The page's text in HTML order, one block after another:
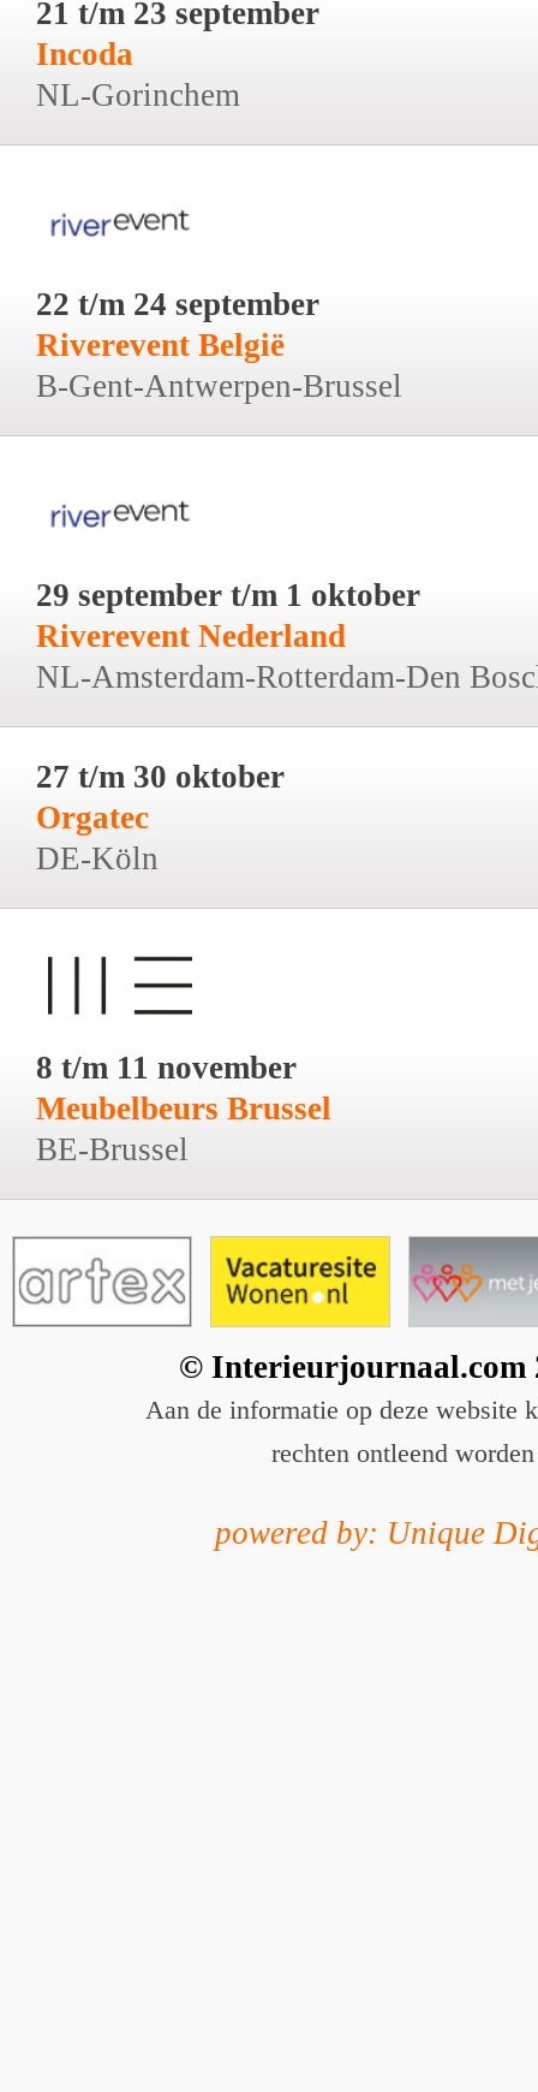
21 t/m 23 september
Incoda
NL-Gorinchem
22 t/m 24 september
Riverevent België
B-Gent-Antwerpen-Brussel
29 september t/m 1 oktober
Riverevent Nederland
NL-Amsterdam-Rotterdam-Den
27 t/m 30 oktober
Orgatec
DE-Köln
8 t/m 11 november
Meubelbeurs Brussel
BE-Brussel
© Interieurjournaal.com
Aan de informatie op deze website
rechten ontleend worden
powered by: Unique